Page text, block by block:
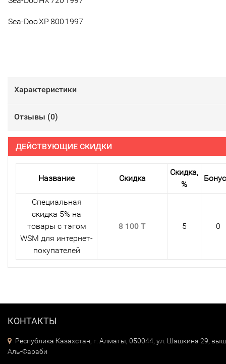
Sea-DooXP 800 1997
Характеристики
Отзывы (0)
ДЕЙСТВУЮЩИЕ СКИДКИ
Название Скидка
Скидка,
%
Специальная
скидка 5% на
товары с тэгом
WSM для интернет-
покупателей
8 100 T 5 0
КОНТАКТЫ
Республика Казахстан, г. Алматы, 050044, ул. Шашкина 29,
Аль-Фараби